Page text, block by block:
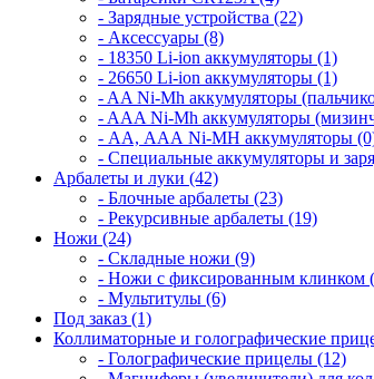
- Зарядные устройства (22)
- Аксессуары (8)
- 18350 Li-ion аккумуляторы (1)
- 26650 Li-ion аккумуляторы (1)
- AA Ni-Mh аккумуляторы
- AAA Ni-Mh аккумуляторы
- АА, ААА Ni-MH аккумуляторы
- Специальные аккумуляторы и
Арбалеты и луки (42)
- Блочные арбалеты (23)
- Рекурсивные арбалеты (19)
Ножи (24)
- Складные ножи (9)
- Ножи с фиксированным клинком
- Мультитулы (6)
Под заказ (1)
Коллиматорные и голографические
- Голографические прицелы (12)